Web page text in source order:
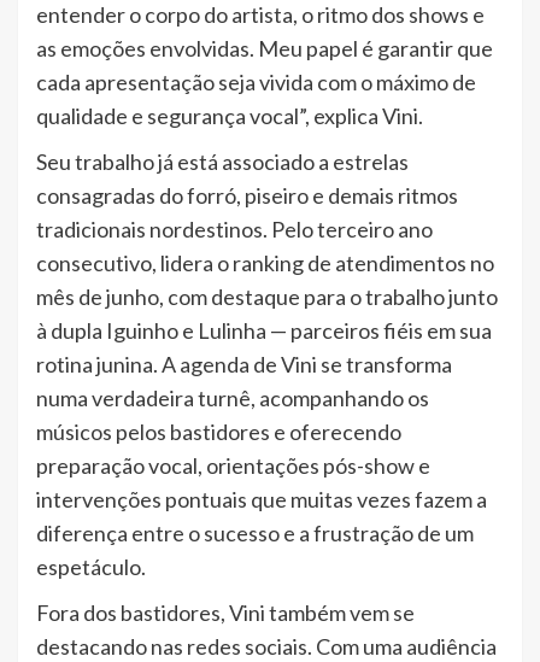
entender o corpo do artista, o ritmo dos shows e
as emoções envolvidas. Meu papel é garantir que
cada apresentação seja vivida com o máximo de
qualidade e segurança vocal”, explica Vini.
Seu trabalho já está associado a estrelas
consagradas do forró, piseiro e demais ritmos
tradicionais nordestinos. Pelo terceiro ano
consecutivo, lidera o ranking de atendimentos no
mês de junho, com destaque para o trabalho junto
à dupla Iguinho e Lulinha — parceiros fiéis em sua
rotina junina. A agenda de Vini se transforma
numa verdadeira turnê, acompanhando os
músicos pelos bastidores e oferecendo
preparação vocal, orientações pós-show e
intervenções pontuais que muitas vezes fazem a
diferença entre o sucesso e a frustração de um
espetáculo.
Fora dos bastidores, Vini também vem se
destacando nas redes sociais. Com uma audiência